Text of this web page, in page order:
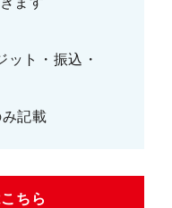
ト・振込・
記載
ちら